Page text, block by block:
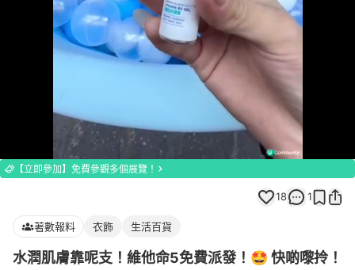
:
100.00%
【立即參加】免費參觀多個展覽！
18 1
著數報料 衣飾 生活百貨
水潤肌膚靠呢支！維他命5免費派發！🤩 快啲嚟拎！